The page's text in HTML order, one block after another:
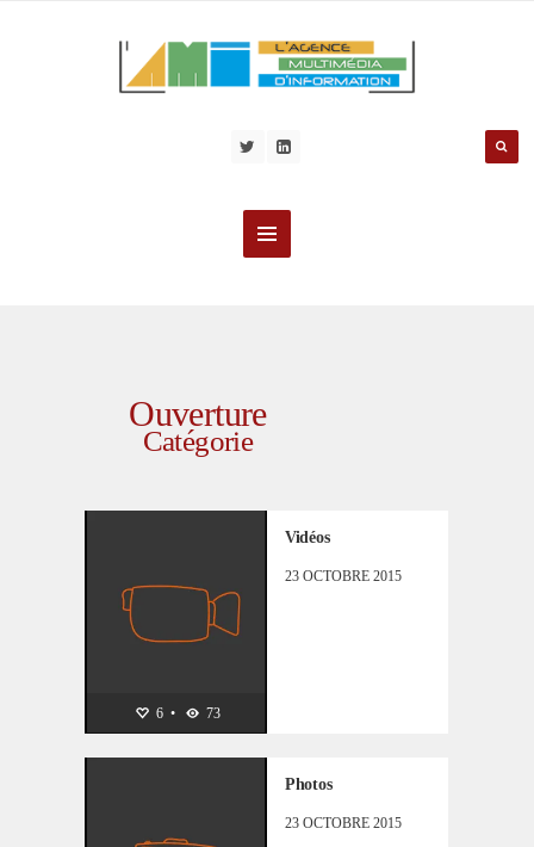
Ouverture
Catégorie
6 • 73
Vidéos
23 OCTOBRE 2015
OUVERTURE
Photos
23 OCTOBRE 2015